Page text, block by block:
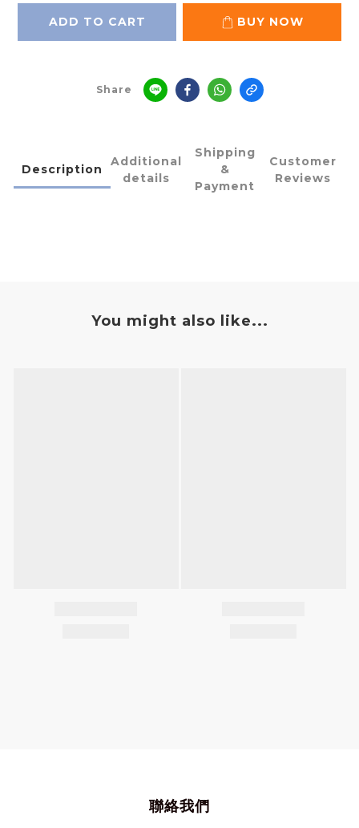
ADD TO CART BUY NOW
Share
Description
Additional
details
Shipping
&
Payment
Customer
Reviews
You might also like...
聯絡我們